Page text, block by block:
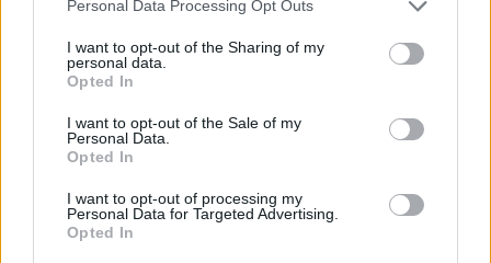
not limited to your visit or usage behaviour. You may click to
grant or deny consent to Google and its third-party tags to
use your data for below specified purposes in below Google
consent section.
Personal Data Processing Opt Outs
I want to opt-out of the Sharing of my
personal data.
Opted In
I want to opt-out of the Sale of my
Personal Data.
Opted In
I want to opt-out of processing my
Personal Data for Targeted Advertising.
Opted In
az illetőt arra, hogy magyarázza meg, miért mondott
nemet. Barátaid, kedvesed, rokonaid vagy
csemetéid kissé elvetik a sulykot, kollégáid is sok
borsot törnek az orrod alá. Nem kell hipochonderré
válnod, de ha úgy érzed, valami nincs rendben,
vizsgáltasd ki magad. De ne reméld, hogy minden
konfliktust el lehet kerülni. Megtanulni nemet
mondani, korlátokat állítani: azzal jár együtt, hogy
egyes, kevésbé teherbíró kapcsolatok véget